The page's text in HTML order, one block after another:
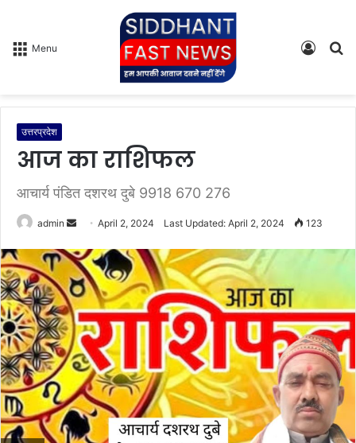
Menu
Log
उत्तरप्रदेश
आज का राशिफल
आचार्य पंडित दशरथ दुबे 9918 670 276
admin
n
d
a
n
e
m
a
i
l
April 2, 2024 Last Updated: April 2, 2024 123